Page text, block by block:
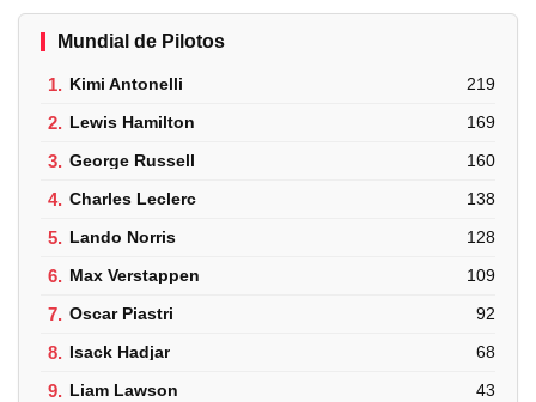
Mundial de Pilotos
1. Kimi Antonelli 219
2. Lewis Hamilton 169
3. George Russell 160
4. Charles Leclerc 138
5. Lando Norris 128
6. Max Verstappen 109
7. Oscar Piastri 92
8. Isack Hadjar 68
9. Liam Lawson 43